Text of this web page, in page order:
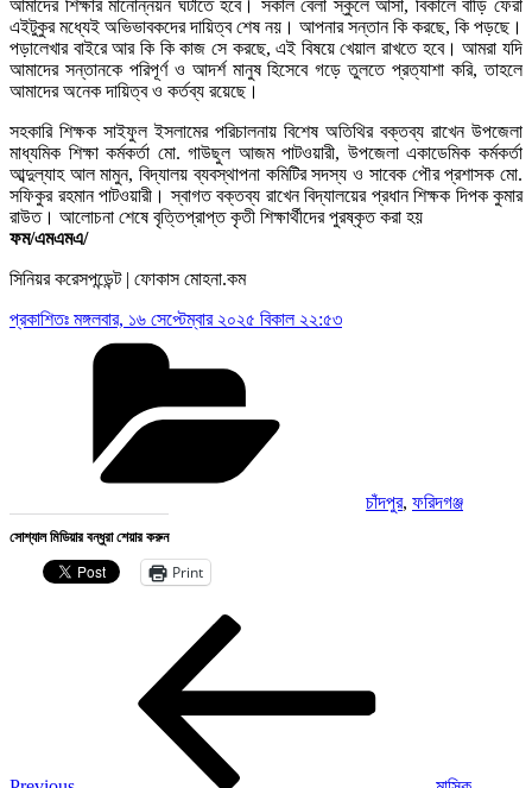
আমাদের শিক্ষার মানোন্নয়ন ঘটাতে হবে। সকাল বেলা স্কুলে আসা, বিকালে বাড়ি ফেরা
এইটুকুর মধ্যেই অভিভাবকদের দায়িত্ব শেষ নয়। আপনার সন্তান কি করছে, কি পড়ছে।
পড়ালেখার বাইরে আর কি কি কাজ সে করছে, এই বিষয়ে খেয়াল রাখতে হবে। আমরা যদি
আমাদের সন্তানকে পরিপূর্ণ ও আদর্শ মানুষ হিসেবে গড়ে তুলতে প্রত্যাশা করি, তাহলে
আমাদের অনেক দায়িত্ব ও কর্তব্য রয়েছে।
সহকারি শিক্ষক সাইফুল ইসলামের পরিচালনায় বিশেষ অতিথির বক্তব্য রাখেন উপজেলা
মাধ্যমিক শিক্ষা কর্মকর্তা মো. গাউছুল আজম পাটওয়ারী, উপজেলা একাডেমিক কর্মকর্তা
আব্দুল্যাহ আল মামুন, বিদ্যালয় ব্যবস্থাপনা কমিটির সদস্য ও সাবেক পৌর প্রশাসক মো.
সফিকুর রহমান পাটওয়ারী। স্বাগত বক্তব্য রাখেন বিদ্যালয়ের প্রধান শিক্ষক দিপক কুমার
রাউত। আলোচনা শেষে বৃত্তিপ্রাপ্ত কৃতী শিক্ষার্থীদের পুরষ্কৃত করা হয়
ফম/এমএমএ/
সিনিয়র করেসপন্ডেন্ট | ফোকাস মোহনা.কম
প্রকাশিতঃ মঙ্গলবার, ১৬ সেপ্টেম্বার ২০২৫ বিকাল ২২:৫৩
চাঁদপুর, ফরিদগঞ্জ
সোশ্যাল মিডিয়ার বন্ধুরা শেয়ার করুন
Print